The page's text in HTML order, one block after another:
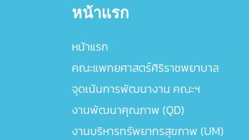
หน้าแรก
หน้าแรก
คณะแพทยศาสตร์ศิริราชพยาบาล
จุดเน้นการพัฒนางาน คณะฯ
งานพัฒนาคุณภาพ (QD)
งานบริหารทรัพยากรสุขภาพ (UM)